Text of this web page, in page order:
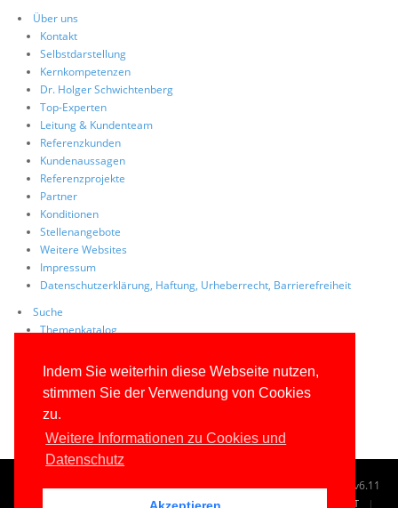
Indem Sie weiterhin diese Webseite nutzen,
stimmen Sie der Verwendung von Cookies
zu.
Weitere Informationen zu Cookies und
Datenschutz
Über uns
Kontakt
Selbstdarstellung
Kernkompetenzen
Dr. Holger Schwichtenberg
Top-Experten
Leitung & Kundenteam
Referenzkunden
Kundenaussagen
Referenzprojekte
Partner
Konditionen
Stellenangebote
Weitere Websites
Impressum
Datenschutzerklärung, Haftung, Urheberrecht, Barrierefreiheit
Suche
Themenkatalog
Volltextsuche
FAQs
© 1996-2026www.IT-Visions.de-Dr. Holger Schwichtenberg v6.11
TAG CLOUD KONTAKT